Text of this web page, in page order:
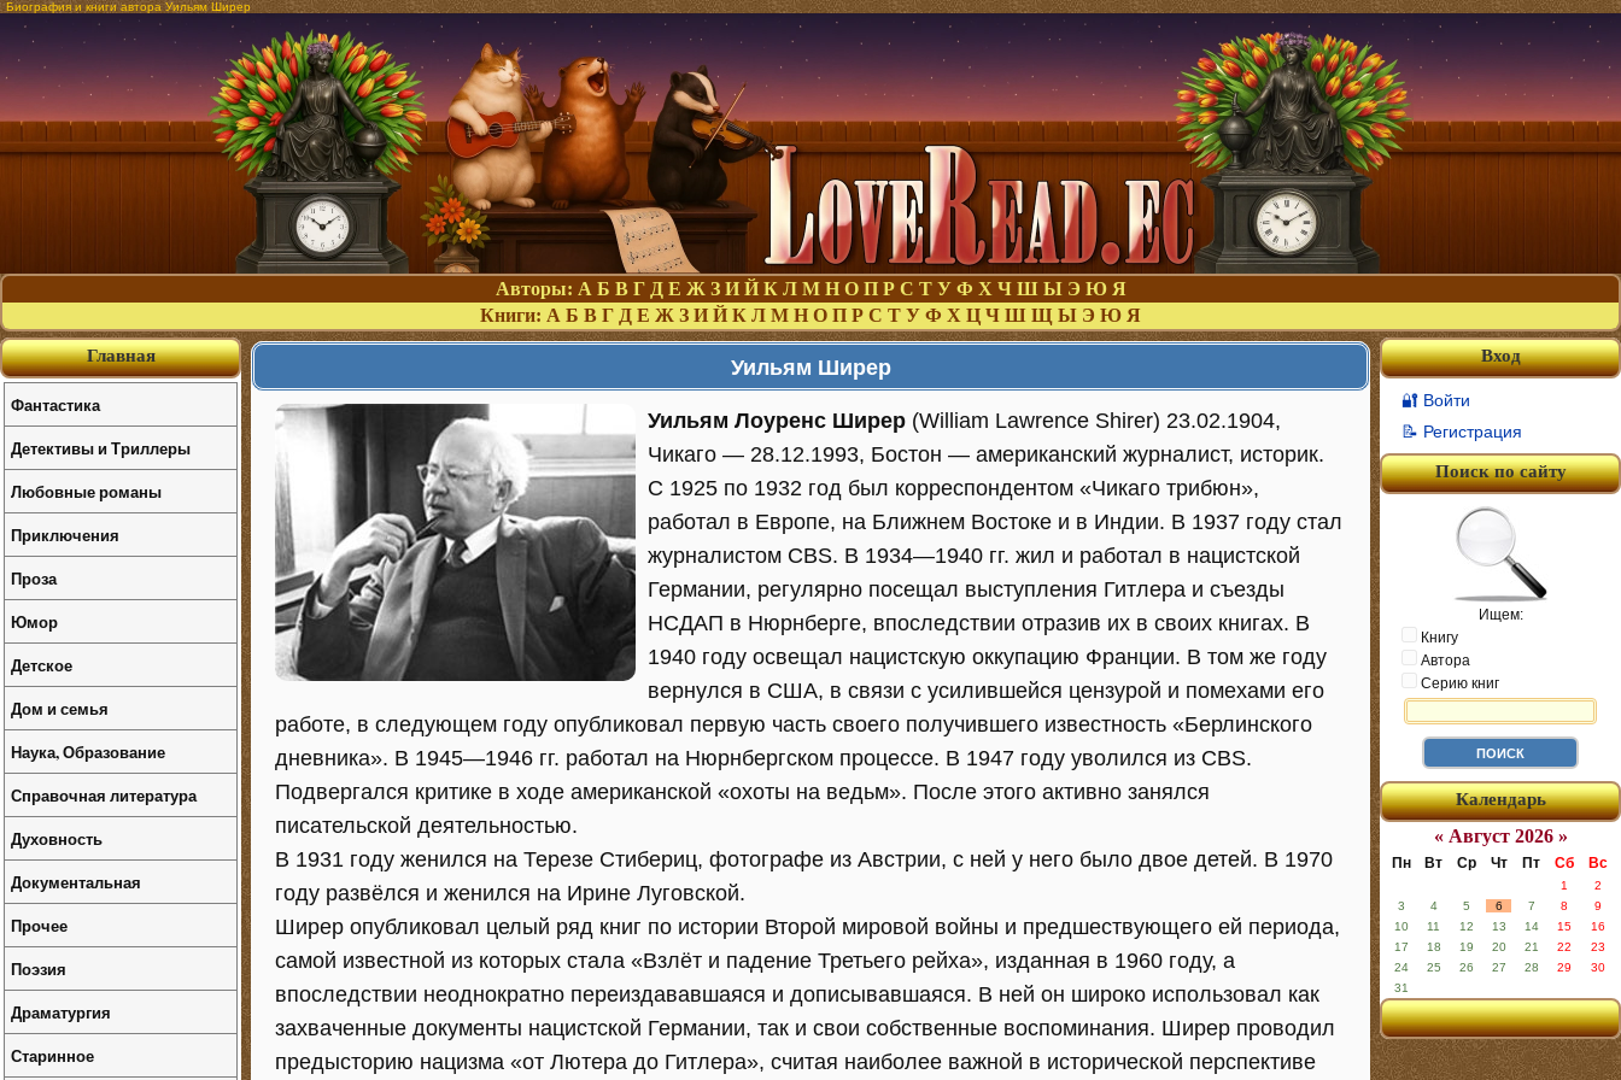
Биография и книги автора Уильям Ширер
Авторы: А Б В Г Д Е Ж З И Й К Л М Н О П Р С Т У Ф Х Ч Ш Ы Э Ю Я
Книги: А Б В Г Д Е Ж З И Й К Л М Н О П Р С Т У Ф Х Ц Ч Ш Щ Ы Э Ю Я
Уильям Ширер
Уильям Лоуренс Ширер (William Lawrence Shirer) 23.02.1904,
Чикаго — 28.12.1993, Бостон — американский журналист, историк.
С 1925 по 1932 год был корреспондентом «Чикаго трибюн»,
работал в Европе, на Ближнем Востоке и в Индии. В 1937 году стал
журналистом CBS. В 1934—1940 гг. жил и работал в нацистской
Германии, регулярно посещал выступления Гитлера и съезды
НСДАП в Нюрнберге, впоследствии отразив их в своих книгах. В
1940 году освещал нацистскую оккупацию Франции. В том же году
вернулся в США, в связи с усилившейся цензурой и помехами его
работе, в следующем году опубликовал первую часть своего получившего известность «Берлинского
дневника». В 1945—1946 гг. работал на Нюрнбергском процессе. В 1947 году уволился из CBS.
Подвергался критике в ходе американской «охоты на ведьм». После этого активно занялся
писательской деятельностью.
В 1931 году женился на Терезе Стибериц, фотографе из Австрии, с ней у него было двое детей. В 1970
году развёлся и женился на Ирине Луговской.
Ширер опубликовал целый ряд книг по истории Второй мировой войны и предшествующего ей периода,
самой известной из которых стала «Взлёт и падение Третьего рейха», изданная в 1960 году, а
впоследствии неоднократно переиздававшаяся и дописывавшаяся. В ней он широко использовал как
захваченные документы нацистской Германии, так и свои собственные воспоминания. Ширер проводил
предысторию нацизма «от Лютера до Гитлера», считая наиболее важной в исторической перспективе
Вход
🔐 Войти
📝 Регистрация
Поиск по сайту
Ищем:
Книгу
Автора
Серию книг
Календарь
« Август 2026 »
Пн Вт Ср Чт Пт Сб Вс
1
2
3
4 5 6 7 8
9
10
11 12 13 14 15
16
17
18 19 20 21 22
23
24
25 26 27 28 29
30
31
Главная
Фантастика
Детективы и Триллеры
Любовные романы
Приключения
Проза
Юмор
Детское
Дом и семья
Наука, Образование
Справочная литература
Духовность
Документальная
Прочее
Поэзия
Драматургия
Старинное